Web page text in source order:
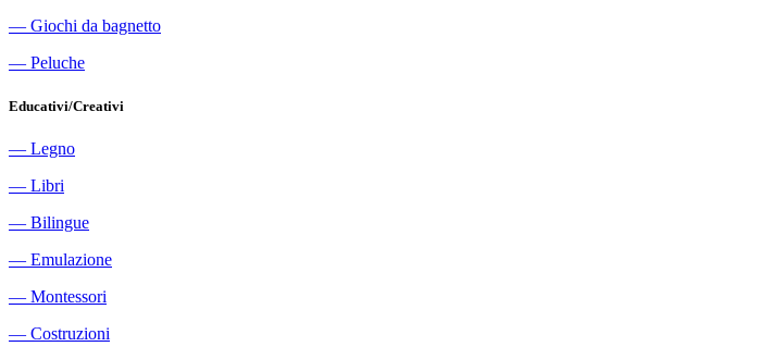
― Giochi da bagnetto
― Peluche
Educativi/Creativi
― Legno
― Libri
― Bilingue
― Emulazione
― Montessori
― Costruzioni